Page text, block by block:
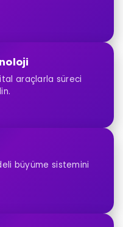
araçlarla süreci
büyüme sistemini